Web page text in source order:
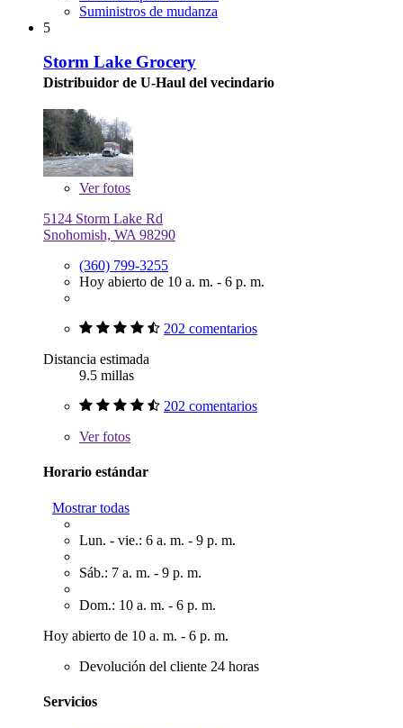
Suministros de mudanza
5
Storm Lake Grocery
Distribuidor de U-Haul del vecindario
Verfotos
5124 Storm Lake Rd
Snohomish, WA 98290
(360) 799-3255
Hoy abierto de 10 a. m. - 6 p. m.
202 comentarios
Distancia estimada
9.5 millas
202 comentarios
Verfotos
Horario estándar
Mostrar todas
Lun. - vie.: 6 a. m. - 9 p. m.
Sáb.: 7 a. m. - 9 p. m.
Dom.: 10 a. m. - 6 p. m.
Hoy abierto de 10 a. m. - 6 p. m.
Devolución del cliente 24 horas
Servicios